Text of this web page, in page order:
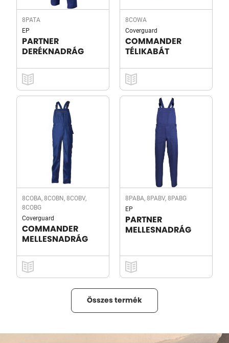
8PATA
EP
PARTNER
DERÉKNADRÁG
8COWA
Coverguard
COMMANDER
TÉLIKABÁT
8COBA, 8COBN, 8COBV,
8COBG
Coverguard
COMMANDER
MELLESNADRÁG
8PABA, 8PABV, 8PABG
EP
PARTNER
MELLESNADRÁG
Összes termék